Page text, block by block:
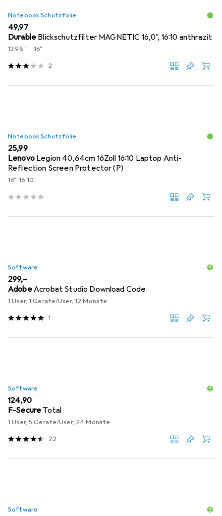
Notebook Schutzfolie
EUR
49,97
Durable Blickschutzfilter MAGNETIC 16,0", 16:10 anthrazit
13.98" 16"
2
Notebook Schutzfolie
EUR
25,99
Lenovo Legion 40,64cm 16Zoll 16:10 Laptop Anti-
Reflection Screen Protector (P)
16", 16:10
Software
EUR
299,–
AdobeAcrobat Studio Download Code
1 User, 1 Geräte/User, 12 Monate
1
Software
EUR
124,90
F-Secure Total
1 User, 5 Geräte/User, 24 Monate
22
Software